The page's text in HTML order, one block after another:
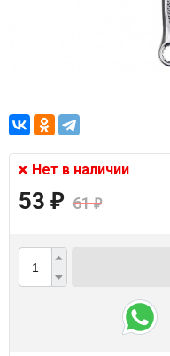
Нет в наличии
53 ₽ 61₽